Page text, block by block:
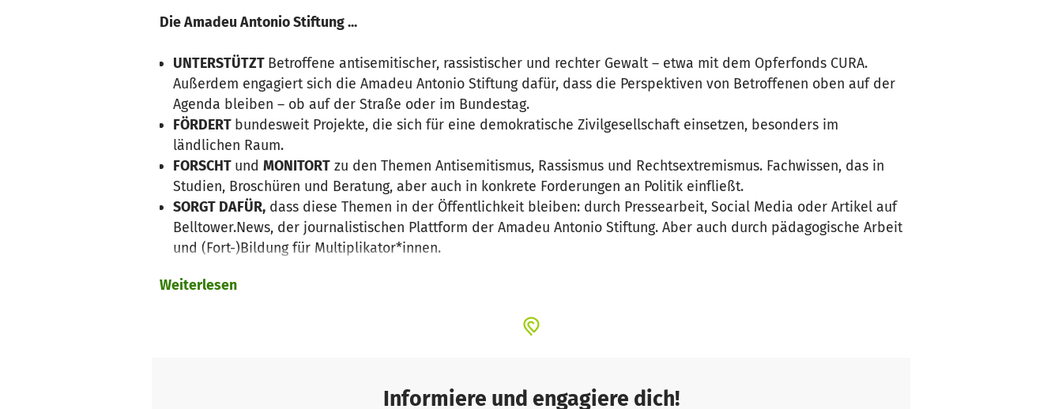
Die Amadeu Antonio Stiftung ...
UNTERSTÜTZT Betroffene antisemitischer, rassistischer und rechter Gewalt – etwa mit dem Opferfonds CURA.
Außerdem engagiert sich die Amadeu Antonio Stiftung dafür, dass die Perspektiven von Betroffenen oben auf der
Agenda bleiben – ob auf der Straße oder im Bundestag.
FÖRDERT bundesweit Projekte, die sich für eine demokratische Zivilgesellschaft einsetzen, besonders im
ländlichen Raum.
FORSCHT und MONITORT zu den Themen Antisemitismus, Rassismus und Rechtsextremismus. Fachwissen, das in
Studien, Broschüren und Beratung, aber auch in konkrete Forderungen an Politik einfließt.
SORGT DAFÜR, dass diese Themen in der Öffentlichkeit bleiben: durch Pressearbeit, Social Media oder Artikel auf
Belltower.News, der journalistischen Plattform der Amadeu Antonio Stiftung. Aber auch durch pädagogische Arbeit
und (Fort-)Bildung für Multiplikator*innen.
Seit 1998 arbeiten wir für die Stärkung von Gleichwertigkeit und Demokratie und gegen menschenverachtendes und
Antonio Stiftung. Damit wir uns weiterhin gegen Antisemitismus, Rechtsextremismus und Rassismus engagieren
Weiterlesen
Informiere und engagiere dich!